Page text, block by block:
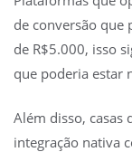
de conversão que
de R$5.000, isso
que poderia estar
Além disso, casas
integração nativa